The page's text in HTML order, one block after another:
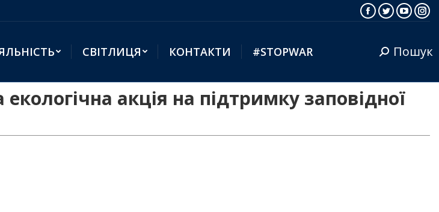
Facebook
Twitter
СВІТЛИЦЯ КОНТАКТИ #STOPWAR Search:Пошук
акція на підтримку заповідної